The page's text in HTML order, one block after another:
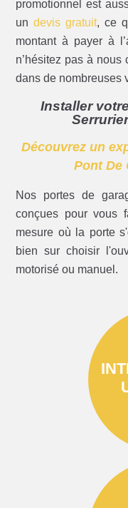
promotionnel est
undevis gratuit, ce
montant à payer à
n’hésitez pas à nous
dans de nombreuses
Installer
Découvrez un
Pont De
Nos portes de
conçues pour vous
mesure où la porte
bien sur choisir
motorisé ou manuel.